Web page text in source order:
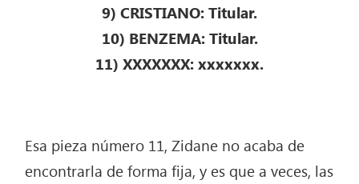
9) CRISTIANO: Titular.
10) BENZEMA: Titular.
11) XXXXXXX: xxxxxxx.
Esa pieza número 11, Zidane no acaba de
encontrarla de forma fija, y es que a veces, las